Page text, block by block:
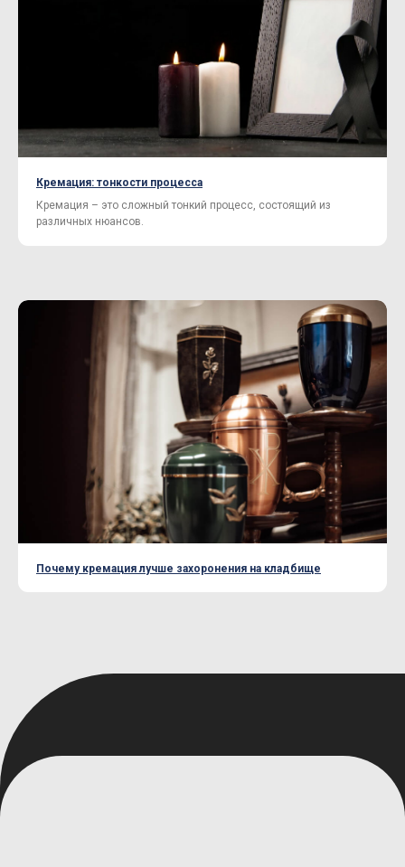
Кремация: тонкости процесса
Кремация – это сложный тонкий процесс, состоящий из
различных нюансов.
Почему кремация лучше захоронения на кладбище